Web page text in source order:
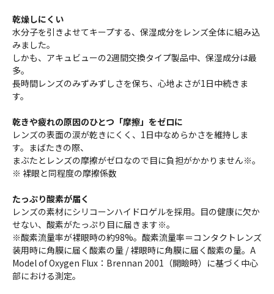
乾燥しにくい
水分子を引きよせてキープする、保湿成分をレンズ全体に組み込
みました。
しかも、アキュビューの2週間交換タイプ製品中、保湿成分は最
多。
長時間レンズのみずみずしさを保ち、心地よさが1日中続きま
す。
乾きや疲れの原因のひとつ「摩擦」をゼロに
レンズの表面の涙が乾きにくく、1日中なめらかさを維持しま
す。まばたきの際、
まぶたとレンズの摩擦がゼロなので目に負担がかかりません※。
※ 裸眼と同程度の摩擦係数
たっぷり酸素が届く
レンズの素材にシリコーンハイドロゲルを採用。目の健康に欠か
せない、酸素がたっぷり目に届きます※。
※酸素流量率が裸眼時の約98%。酸素流量率＝コンタクトレンズ
装用時に角膜に届く酸素の量 / 裸眼時に角膜に届く酸素の量。A
Model of Oxygen Flux：Brennan 2001（開瞼時）に基づく中心
部における測定。